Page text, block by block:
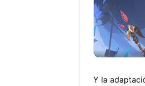
Y la